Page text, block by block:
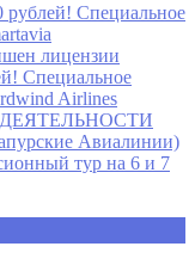
Специальное
лицензии
Специальное
Airlines
Авиалинии)
тур на 6 и 7